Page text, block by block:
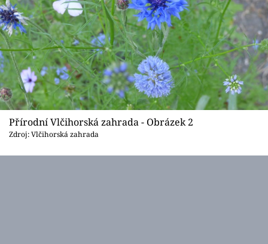
Přírodní Vlčihorská zahrada - Obrázek 2
Zdroj: Vlčihorská zahrada